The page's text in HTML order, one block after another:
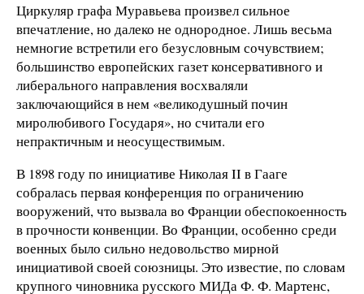
Циркуляр графа Муравьева произвел сильное
впечатление, но далеко не однородное. Лишь весьма
немногие встретили его безусловным сочувствием;
большинство европейских газет консервативного и
либерального направления восхваляли
заключающийся в нем «великодушный почин
миролюбивого Государя», но считали его
непрактичным и неосуществимым.
В 1898 году по инициативе Николая II в Гааге
собралась первая конференция по ограничению
вооружений, что вызвала во Франции обеспокоенность
в прочности конвенции. Во Франции, особенно среди
военных было сильно недовольство мирной
инициативой своей союзницы. Это известие, по словам
крупного чиновника русского МИДа Ф. Ф. Мартенс,